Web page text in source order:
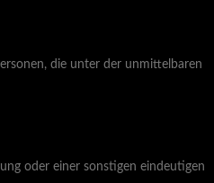
die unter der unmittelbaren
oder einer sonstigen eindeutigen